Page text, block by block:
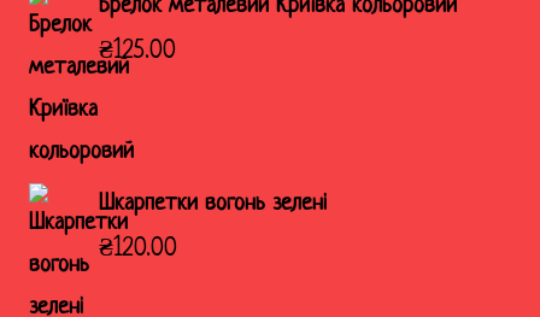
Брелок металевий Криївка кольоровий
₴125.00
Шкарпетки вогонь зелені
₴120.00